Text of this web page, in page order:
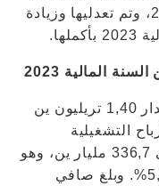
الأولى المنتهية في 30 سبتمبر 2023، وتم تعدليها وزيادة
المالية 2023
ارتفع صافي الإيرادات الموحدة بمقدار 1,40 تريليون ين
التشغيلية
المجمعة بمقدار 180,1 مليار ين إلى 336,7 مليار ين، وهو
ما يمثل هامش ربح تشغيلي قدره 5,6%. وبلغ صافي